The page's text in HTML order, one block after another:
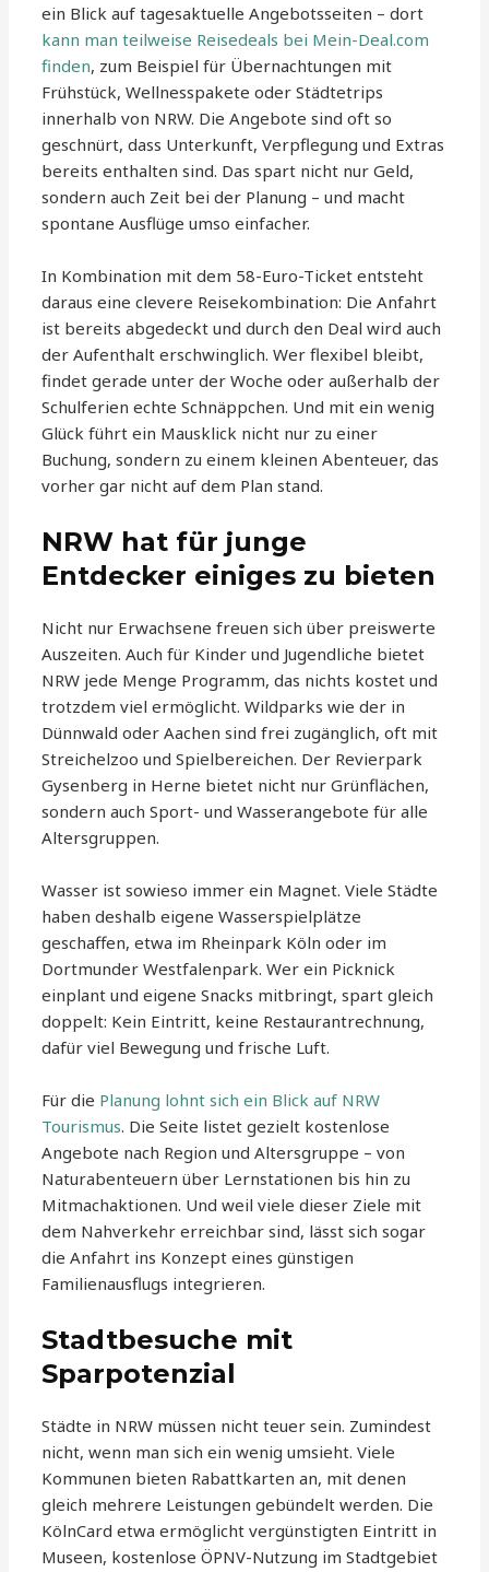
ein Blick auf tagesaktuelle Angebotsseiten – dort
kann man teilweise Reisedeals bei Mein-Deal.com
finden, zum Beispiel für Übernachtungen mit
Frühstück, Wellnesspakete oder Städtetrips
innerhalb von NRW. Die Angebote sind oft so
geschnürt, dass Unterkunft, Verpflegung und Extras
bereits enthalten sind. Das spart nicht nur Geld,
sondern auch Zeit bei der Planung – und macht
spontane Ausflüge umso einfacher.
In Kombination mit dem 58-Euro-Ticket entsteht
daraus eine clevere Reisekombination: Die Anfahrt
ist bereits abgedeckt und durch den Deal wird auch
der Aufenthalt erschwinglich. Wer flexibel bleibt,
findet gerade unter der Woche oder außerhalb der
Schulferien echte Schnäppchen. Und mit ein wenig
Glück führt ein Mausklick nicht nur zu einer
Buchung, sondern zu einem kleinen Abenteuer, das
vorher gar nicht auf dem Plan stand.
NRW hat für junge
Entdecker einiges zu bieten
Nicht nur Erwachsene freuen sich über preiswerte
Auszeiten. Auch für Kinder und Jugendliche bietet
NRW jede Menge Programm, das nichts kostet und
trotzdem viel ermöglicht. Wildparks wie der in
Dünnwald oder Aachen sind frei zugänglich, oft mit
Streichelzoo und Spielbereichen. Der Revierpark
Gysenberg in Herne bietet nicht nur Grünflächen,
sondern auch Sport- und Wasserangebote für alle
Altersgruppen.
Wasser ist sowieso immer ein Magnet. Viele Städte
haben deshalb eigene Wasserspielplätze
geschaffen, etwa im Rheinpark Köln oder im
Dortmunder Westfalenpark. Wer ein Picknick
einplant und eigene Snacks mitbringt, spart gleich
doppelt: Kein Eintritt, keine Restaurantrechnung,
dafür viel Bewegung und frische Luft.
Für die Planung lohnt sich ein Blick auf NRW
Tourismus. Die Seite listet gezielt kostenlose
Angebote nach Region und Altersgruppe – von
Naturabenteuern über Lernstationen bis hin zu
Mitmachaktionen. Und weil viele dieser Ziele mit
dem Nahverkehr erreichbar sind, lässt sich sogar
die Anfahrt ins Konzept eines günstigen
Familienausflugs integrieren.
Stadtbesuche mit
Sparpotenzial
Städte in NRW müssen nicht teuer sein. Zumindest
nicht, wenn man sich ein wenig umsieht. Viele
Kommunen bieten Rabattkarten an, mit denen
gleich mehrere Leistungen gebündelt werden. Die
KölnCard etwa ermöglicht vergünstigten Eintritt in
Museen, kostenlose ÖPNV-Nutzung im Stadtgebiet